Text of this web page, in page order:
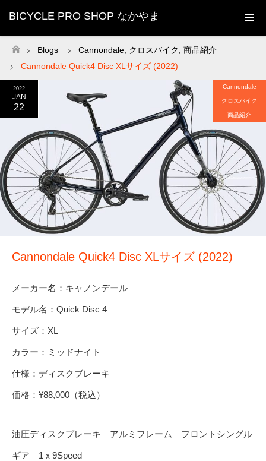
BICYCLE PRO SHOP なかやま
ホーム
Blogs Cannondale クロスバイク
商品紹介
Cannondale Quick4 Disc XLサイズ (2022)
2022
JAN
22
Cannondale
クロスバイク
商品紹介
Cannondale Quick4 Disc XLサイズ (2022)
メーカー名：キャノンデール
モデル名：Quick Disc 4
サイズ：XL
カラー：ミッドナイト
仕様：ディスクブレーキ
価格：¥88,000（税込）
油圧ディスクブレーキ アルミフレーム フロントシングル
ギア 1ｘ9Speed